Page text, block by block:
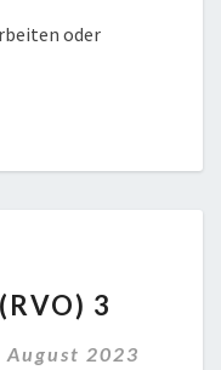
oder
3
August 2023